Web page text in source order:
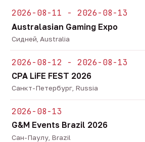
2026-08-11 - 2026-08-13
Australasian Gaming Expo
Сидней, Australia
2026-08-12 - 2026-08-13
CPA LiFE FEST 2026
Санкт-Петербург, Russia
2026-08-13
G&M Events Brazil 2026
Сан-Паулу, Brazil